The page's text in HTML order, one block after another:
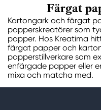
Färgat
Kartongark och färgat
papperskreatörer som
papper. Hos Kreatima
färgat papper och
papperstillverkare som
enfärgade papper eller
mixa och matcha med.